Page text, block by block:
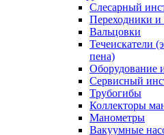
Слесарный
Переходники и
Вальцовки
Течеискатели
пена)
Оборудование
Сервисный
Трубогибы
Коллекторы
Манометры
Вакуумные